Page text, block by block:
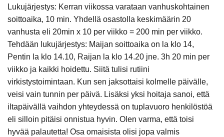
Lukujärjestys: Kerran viikossa varataan vanhuskohtainen
soittoaika, 10 min. Yhdellä osastolla keskimäärin 20
vanhusta eli 20min x 10 per viikko = 200 min per viikko.
Tehdään lukujärjestys: Maijan soittoaika on la klo 14,
Pentin la klo 14.10, Raijan la klo 14.20 jne. 3h 20 min per
viikko ja kaikki hoidettu. Siitä tulisi rutiini
virkistystoimintaan. Kun sen jaksottaisi kolmelle päivälle,
veisi vain tunnin per päivä. Lisäksi yksi hoitaja sanoi, että
iltapäivällä vaihdon yhteydessä on tuplavuoro henkilöstöä
eli silloin pitäisi onnistua hyvin. Olen varma, että toisi
hyvää palautetta! Osa omaisista olisi jopa valmis